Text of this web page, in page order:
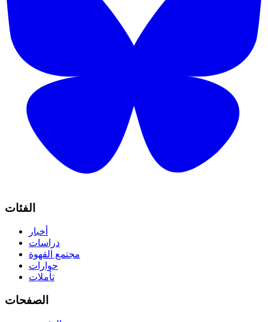
الفئات
أخبار
دراسات
مجتمع القهوة
حوارات
تأملات
الصفحات